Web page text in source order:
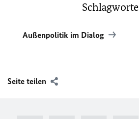
Schlagworte
Außenpolitik im Dialog
Seite teilen